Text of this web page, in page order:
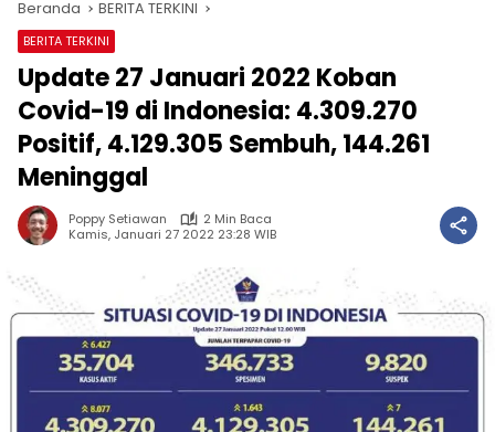
Beranda BERITA TERKINI
BERITA TERKINI
Update 27 Januari 2022 Koban
Covid-19 di Indonesia: 4.309.270
Positif, 4.129.305 Sembuh, 144.261
Meninggal
Poppy Setiawan
2 Min Baca
Kamis, Januari 27 2022 23:28 WIB